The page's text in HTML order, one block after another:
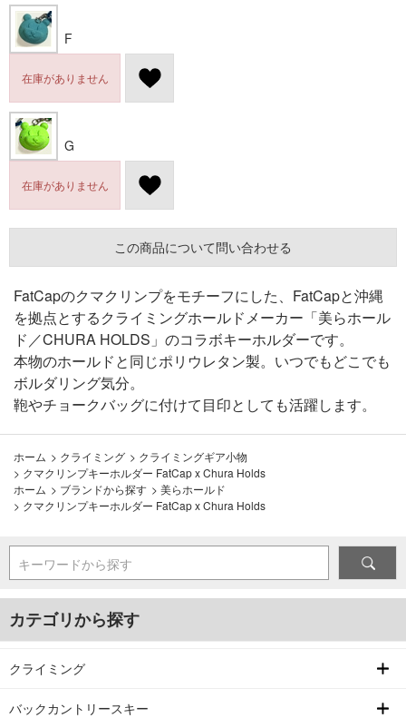
F
在庫がありません
G
在庫がありません
この商品について問い合わせる
FatCapのクマクリンプをモチーフにした、FatCapと沖縄
を拠点とするクライミングホールドメーカー「美らホール
ド／CHURA HOLDS」のコラボキーホルダーです。
本物のホールドと同じポリウレタン製。いつでもどこでも
ボルダリング気分。
鞄やチョークバッグに付けて目印としても活躍します。
ホーム > クライミング > クライミングギア小物
> クマクリンプキーホルダー FatCap x Chura Holds
ホーム > ブランドから探す > 美らホールド
> クマクリンプキーホルダー FatCap x Chura Holds
キーワードから探す
カテゴリから探す
クライミング
バックカントリースキー